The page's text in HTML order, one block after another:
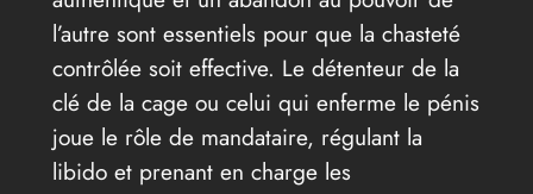
l’autre sont essentiels pour que la chasteté
contrôlée soit effective. Le détenteur de la
clé de la cage ou celui qui enferme le pénis
joue le rôle de mandataire, régulant la
libido et prenant en charge les